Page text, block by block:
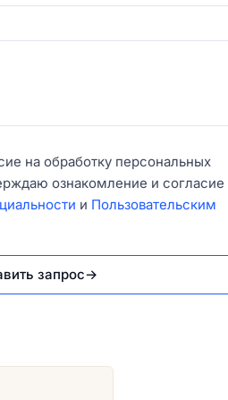
на обработку персональных
ознакомление и согласие
и Пользовательским
запрос→